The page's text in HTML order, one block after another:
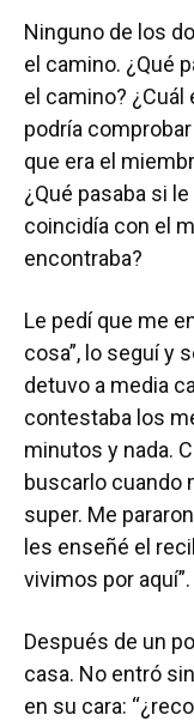
Ninguno de los
el camino. ¿Qué
el camino?
podría
que era el
¿Qué pasaba si
coincidía con el
encontraba?
Le pedí que me
cosa”, lo seguí y
detuvo a media
contestaba los
minutos y nada.
buscarlo cuando
super. Me
les enseñé el
vivimos por aquí”.
Después de un
casa. No entró
en su cara: